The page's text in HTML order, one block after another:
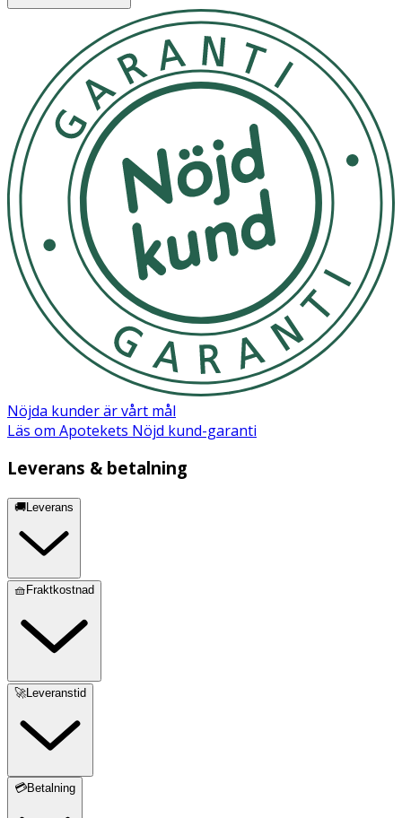
längdinställningar från 3-13mm -Mellankammen har 10
längdinställningar från 14-24mm Håll din Power X Series
X3 i bra skick och rengör den enkelt mellan
användningarna. Det avtagbara och tvättbara knivbladet
är utformad för att
-
OK för gravida och ammande:
Ja
Nöjda kunder är vårt mål
Läs om Apotekets Nöjd kund-garanti
Leverans & betalning
🚚Leverans
🧺Fraktkostnad
🚀Leveranstid
💳Betalning